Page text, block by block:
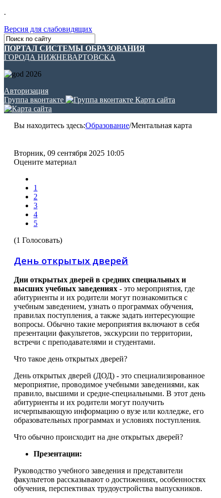
.
Версия для слабовидящих
ПОРТАЛ СИСТЕМЫ ОБРАЗОВАНИЯ
ГОРОДА НИЖНЕВАРТОВСКА
Авторизация
Группа вконтакте
Карта сайта
Вы находитесь здесь:Образование/Ментальная карта
Вторник, 09 сентября 2025 10:05
Оцените материал
1
2
3
4
5
(1 Голосовать)
День открытых дверей
Дни открытых дверей в средних специальных и
высших учебных заведениях - это мероприятия, где
абитуриенты и их родители могут познакомиться с
учебным заведением, узнать о программах обучения,
правилах поступления, а также задать интересующие
вопросы. Обычно такие мероприятия включают в себя
презентации факультетов, экскурсии по территории,
встречи с преподавателями и студентами.
Что такое день открытых дверей?
День открытых дверей (ДОД) - это специализированное
мероприятие, проводимое учебными заведениями, как
правило, высшими и средне-специальными. В этот день
абитуриенты и их родители могут получить
исчерпывающую информацию о вузе или колледже, его
образовательных программах и условиях поступления.
Что обычно происходит на дне открытых дверей?
Презентации:
Руководство учебного заведения и представители
факультетов рассказывают о достижениях, особенностях
обучения, перспективах трудоустройства выпускников.